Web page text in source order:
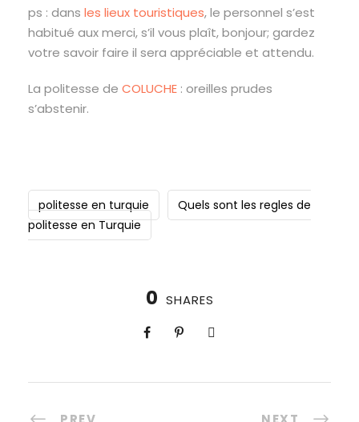
ps : dans les lieux touristiques, le personnel s’est
habitué aux merci, s’il vous plaît, bonjour; gardez
votre savoir faire il sera appréciable et attendu.
La politesse de COLUCHE : oreilles prudes
s’abstenir.
politesse en turquie
Quels sont les regles de
politesse en Turquie
0 SHARES